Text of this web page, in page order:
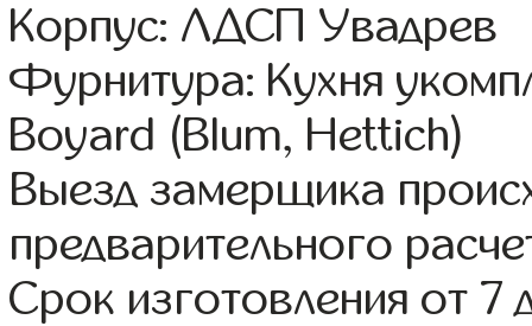
Корпус: ЛДСП Увадрев
Фурнитура: Кухня
Boyard (Blum, Hettich)
Выезд замерщика
предварительного
Срок изготовления от 7